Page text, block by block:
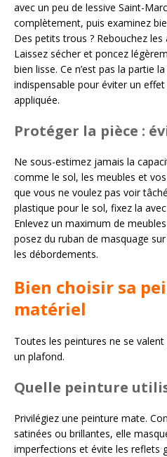
avec un peu de lessive Saint-
complètement, puis examinez
Des petits trous ? Rebouchez les
Laissez sécher et poncez
bien lisse. Ce n’est pas la partie
indispensable pour éviter un
appliquée.
Protéger la pièce :
Ne sous-estimez jamais la
comme le sol, les meubles et
que vous ne voulez pas voir
plastique pour le sol, fixez la
Enlevez un maximum de
posez du ruban de masquage
les débordements.
Bien choisir sa
matériel
Toutes les peintures ne se
un plafond.
Quelle peinture
Privilégiez une peinture mate.
satinées ou brillantes, elle
imperfections et évite les reflets